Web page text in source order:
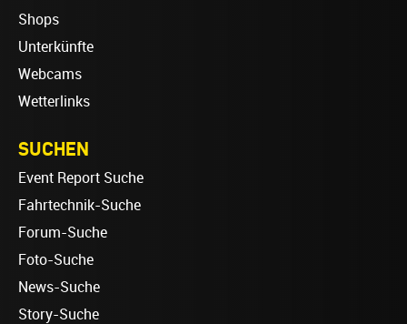
Shops
Unterkünfte
Webcams
Wetterlinks
SUCHEN
Event Report Suche
Fahrtechnik-Suche
Forum-Suche
Foto-Suche
News-Suche
Story-Suche